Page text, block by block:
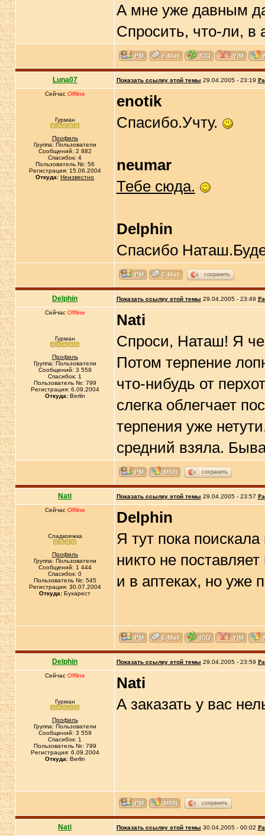
А мне уже давным
Спросить, что-ли, в
Luna07 Показать ссылку этой темы 29.04.2005 - 23:19
Сейчас Offline
Гурман
Профиль
Группа: Пользователи
Сообщений: 2 882
Спасибок: 4
Пользователь №: 56
Регистрация: 15.06.2004
Откуда: Неизвестно
enotik
Спасибо.Учту.
neumar
Тебе сюда.
Delphin
Спасибо
сохранить
Delphin Показать ссылку этой темы 29.04.2005 - 23:49
Сейчас Offline
Гурман
Профиль
Группа: Пользователи
Сообщений: 3 559
Спасибок: 1
Пользователь №: 799
Регистрация: 6.09.2004
Откуда:Berlin
Nati
Спроси, Наташ! Я
Потом терпение
что-нибудь от
слегка облегчает
терпения уже
средний взяла.
сохранить
Nati Показать ссылку этой темы 29.04.2005 - 23:57
Сейчас Offline
Сладкоежка
Профиль
Группа: Пользователи
Сообщений: 1 444
Спасибок: 0
Пользователь №: 545
Регистрация: 30.07.2004
Откуда: Бухарест
Delphin
Я тут пока
никто не
и в аптеках, но уже
Delphin Показать ссылку этой темы 29.04.2005 - 23:59
Сейчас Offline
Гурман
Профиль
Группа: Пользователи
Сообщений: 3 559
Спасибок: 1
Пользователь №: 799
Регистрация: 6.09.2004
Откуда:Berlin
Nati
А заказать у вас
сохранить
Nati Показать ссылку этой темы 30.04.2005 - 00:02